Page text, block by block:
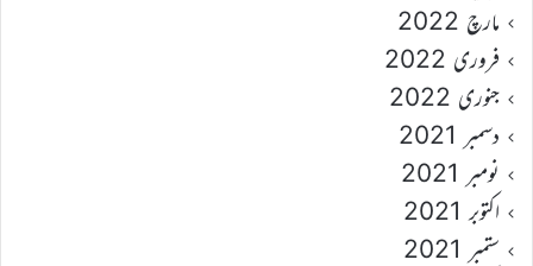
مارچ 2022
فروری 2022
جنوری 2022
دسمبر 2021
نومبر 2021
اکتوبر 2021
ستمبر 2021